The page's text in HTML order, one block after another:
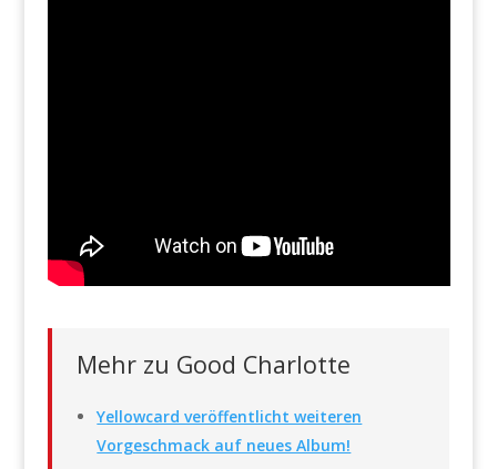
Mehr zu Good Charlotte
Yellowcard veröffentlicht weiteren
Vorgeschmack auf neues Album!